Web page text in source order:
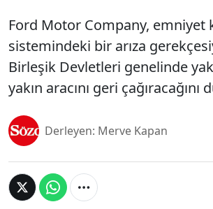
Ford Motor Company, emniyet
sistemindeki bir arıza
Birleşik Devletleri genelinde
yakın aracını geri çağıracağını
Derleyen: Merve Kapan